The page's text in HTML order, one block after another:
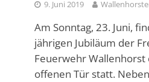
9. Juni 2019
Am Sonntag, 23. Juni,
jährigen Jubiläum der
Feuerwehr Wallenhorst
offenen Tür statt.